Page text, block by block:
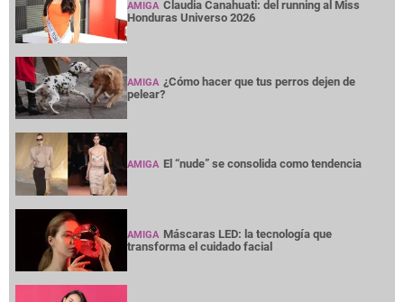
AMIGA Claudia Canahuati: del running al Miss
Honduras Universo 2026
AMIGA ¿Cómo hacer que tus perros dejen de
pelear?
AMIGA El “nude” se consolida como tendencia
AMIGA Máscaras LED: la tecnología que
transforma el cuidado facial